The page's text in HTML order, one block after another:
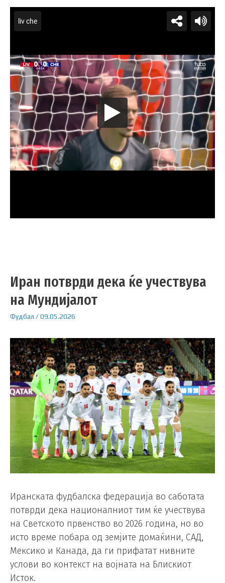
Иран потврди дека ќе учествува
на Мундијалот
Фудбал /09.05.2026
Иранската фудбалска федерација во саботата
потврди дека националниот тим ќе учествува
на Светското првенство во 2026 година, но во
исто време побара од земјите домаќини, САД,
Мексико и Канада, да ги прифатат нивните
услови во контекст на војната на Блискиот
Исток.